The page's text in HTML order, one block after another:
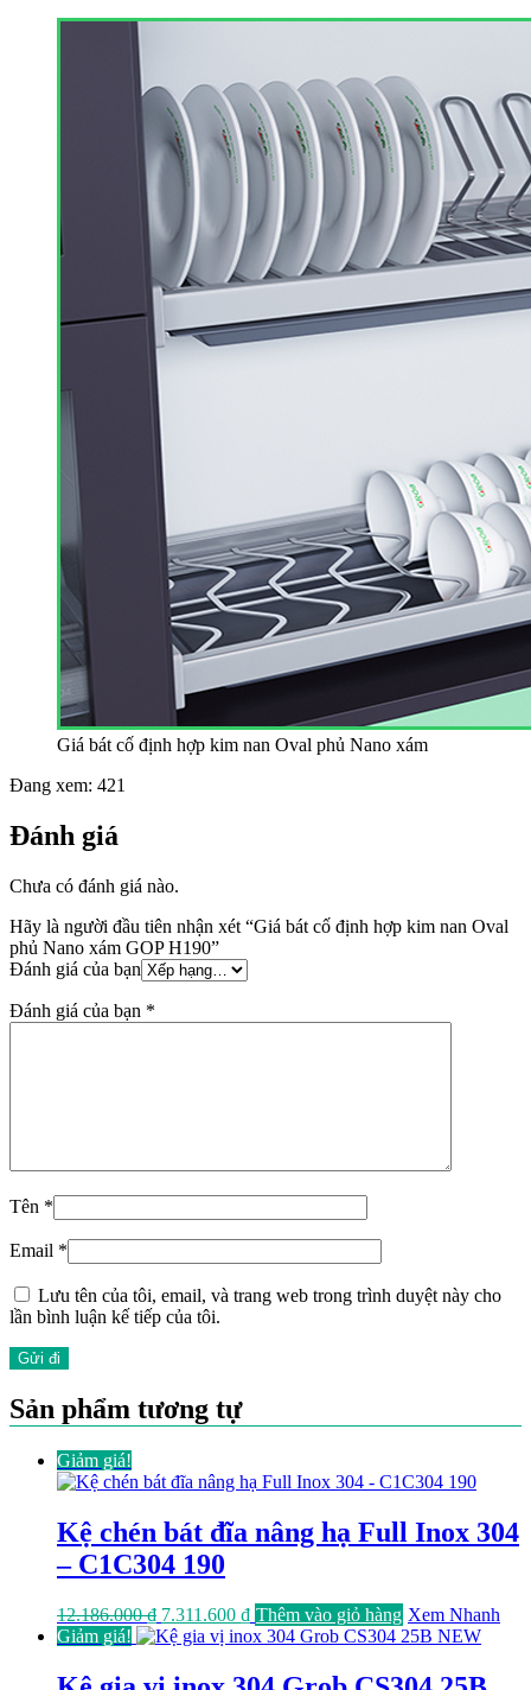
Giá bát cố định hợp kim nan Oval phủ Nano xám
Đang xem: 421
Đánh giá
Chưa có đánh giá nào.
Hãy là người đầu tiên nhận xét “Giá bát cố định hợp kim nan Oval
phủ Nano xám GOP H190”
Đánh giá của bạn
Đánh giá của bạn *
Tên *
Email *
Lưu tên của tôi, email, và trang web trong trình duyệt này cho
lần bình luận kế tiếp của tôi.
Sản phẩm tương tự
Giảm giá!
Kệ chén bát đĩa nâng hạ Full Inox 304
– C1C304 190
12.186.000₫ Giá
gốc
12.186.000 ₫.
7.311.600 ₫Giá
hiện
là:
Thêm vào giỏ hàng Xem Nhanh
Giảm giá!